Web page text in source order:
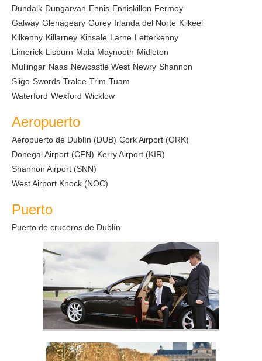
Dundalk Dungarvan Ennis Enniskillen Fermoy
Galway Glenageary Gorey Irlanda del Norte Kilkeel
Kilkenny Killarney Kinsale Larne Letterkenny
Limerick Lisburn Mala Maynooth Midleton
Mullingar Naas Newcastle West Newry Shannon
Sligo Swords Tralee Trim Tuam
Waterford Wexford Wicklow
Aeropuerto
Aeropuerto de Dublín (DUB) Cork Airport (ORK)
Donegal Airport (CFN) Kerry Airport (KIR)
Shannon Airport (SNN)
West Airport Knock (NOC)
Puerto
Puerto de cruceros de Dublín